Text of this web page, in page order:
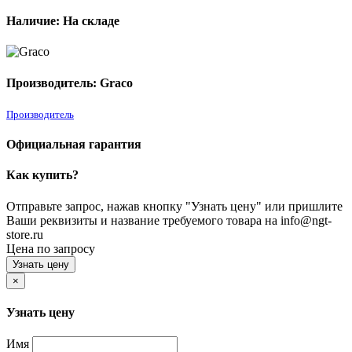
Наличие: На складе
Производитель: Graco
Производитель
Официальная гарантия
Как купить?
Отправьте запрос, нажав кнопку "Узнать цену" или пришлите
Ваши реквизиты и название требуемого товара на info@ngt-
store.ru
Цена по запросу
Узнать цену
×
Узнать цену
Имя